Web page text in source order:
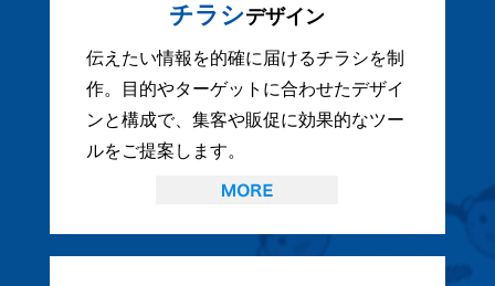
チラシデザイン
伝えたい情報を的確に届けるチラシを制
作。目的やターゲットに合わせたデザイ
ンと構成で、集客や販促に効果的なツー
ルをご提案します。